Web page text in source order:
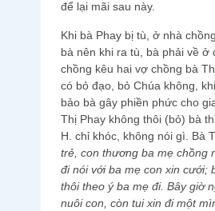
để lại mãi sau này.
Khi bà Phay bị tù, ở nhà
bà nên khi ra tù, bà phải về ở
chồng kêu hai vợ chồng bà
có bỏ đạo, bỏ Chúa không,
bảo bà gây phiền phức cho
Thị Phay không thôi (bỏ) bà
H. chỉ khóc, không nói gì. Bà
trẻ, con thương ba mẹ chồng
đi nói với ba mẹ con xin cưới;
thôi theo ý ba mẹ đi. Bây giờ
nuôi con, còn tui xin đi một